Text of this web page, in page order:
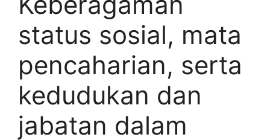
status sosial, mata
pencaharian, serta
kedudukan dan
jabatan dalam